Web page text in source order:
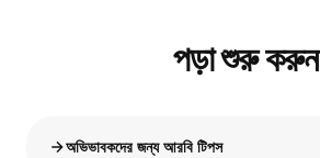
পড়া শুরু করুন
অভিভাবকদের জন্য আরবি টিপস